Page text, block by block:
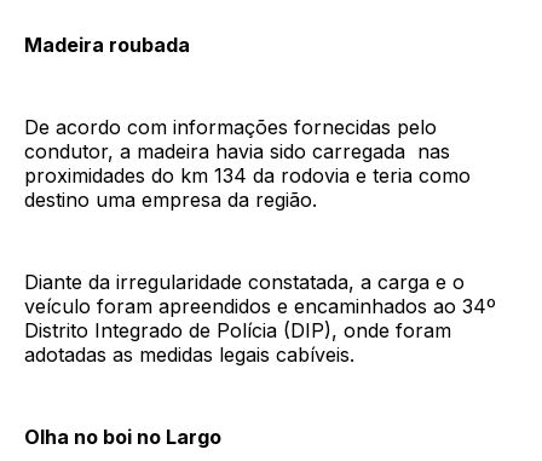
Madeira roubada
De acordo com informações fornecidas pelo
condutor, a madeira havia sido carregada nas
proximidades do km 134 da rodovia e teria como
destino uma empresa da região.
Diante da irregularidade constatada, a carga e o
veículo foram apreendidos e encaminhados ao 34º
Distrito Integrado de Polícia (DIP), onde foram
adotadas as medidas legais cabíveis.
Olha no boi no Largo